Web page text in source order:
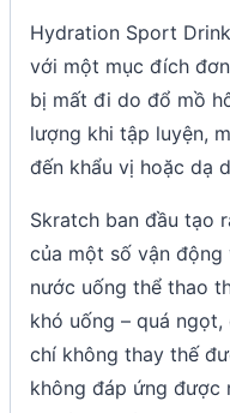
Hydration Sport
với một mục đích
bị mất đi do đổ mồ
lượng khi tập luyện,
đến khẩu vị hoặc dạ
Skratch ban đầu tạo
của một số vận
nước uống thể thao
khó uống – quá
chí không thay thế
không đáp ứng được